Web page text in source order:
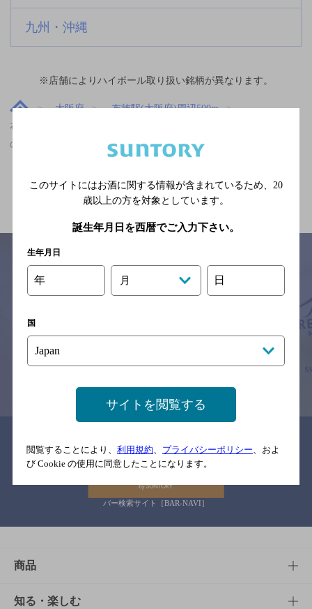
九州・沖縄
※店舗によりハイボール取り扱い銘柄が異なります。
大阪府
布施駅(大阪府)周辺500m
布施駅(大阪府)周辺500m,その他,オシャレなフンイキ,クーポンあり
のお店
関連ページ
サイトマップ 利用規約
念のためお店にご確認の上ご来店くださいますようお願い申し上げま
バー検索サイト［BAR-NAVI］
商品
商品TOP
知る・楽しむ
このサイトにはお酒に関する情報が含まれているため、 20
歳以上の方を対象としています。
誕生年月日を西暦でご入力下さい。
生年月日
年 月 日
国
サイトを閲覧する
閲覧することにより、 利用規約 プライバシーポリシー 、およ
び Cookie の使用に同意したことになります。